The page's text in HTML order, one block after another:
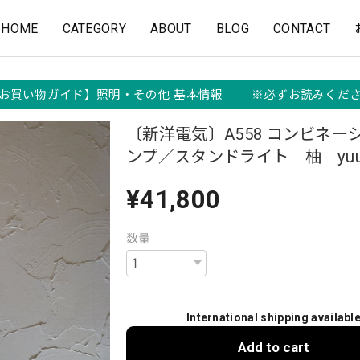
HOME CATEGORY ABOUT BLOG CONTACT
買い物ガイド】照明・その他 基本情報 ※必ずお読みくだ
〔新洋電気〕A558 コンビネー
ンプ／スタンドライト 柚
¥41,800
数量
International shipping
Add to cart